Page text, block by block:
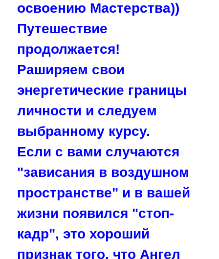
освоению Мастерства))
Путешествие
продолжается!
Раширяем свои
энергетические границы
личности и следуем
выбранному курсу.
Если с вами случаются
"зависания в воздушном
пространстве" и в вашей
жизни появился "стоп-
кадр", это хороший
признак того, что Ангел